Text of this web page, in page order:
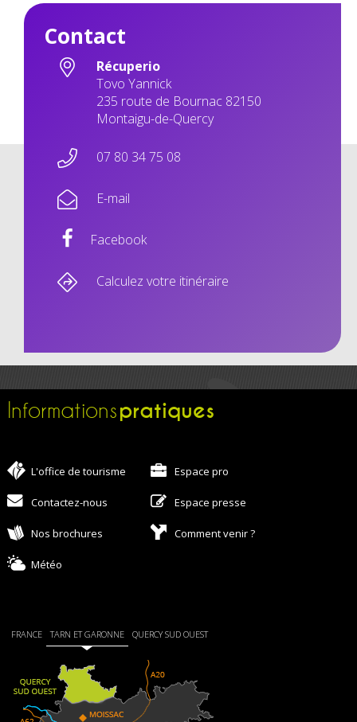
Contact
Récuperio
Tovo Yannick
235 route de Bournac 82150
Montaigu-de-Quercy
07 80 34 75 08
E-mail
Facebook
Calculez votre itinéraire
Informationspratiques
L'office de tourisme Espace pro
Contactez-nous Espace presse
Nos brochures Comment venir ?
Météo
FRANCE TARN ET GARONNE QUERCY SUD OUEST